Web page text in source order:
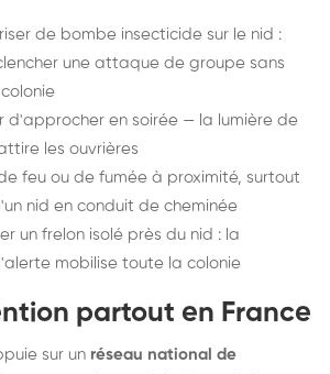
de bombe insecticide sur le nid :
une attaque de groupe sans
d'approcher en soirée — la lumière de
les ouvrières
feu ou de fumée à proximité, surtout
nid en conduit de cheminée
un frelon isolé près du nid : la
mobilise toute la colonie
partout en France
sur un réseau national de